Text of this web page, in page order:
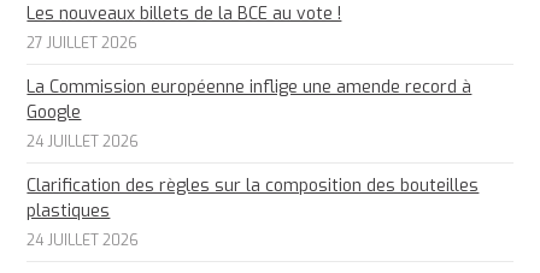
Les nouveaux billets de la BCE au vote !
27 JUILLET 2026
La Commission européenne inflige une amende record à
Google
24 JUILLET 2026
Clarification des règles sur la composition des bouteilles
plastiques
24 JUILLET 2026